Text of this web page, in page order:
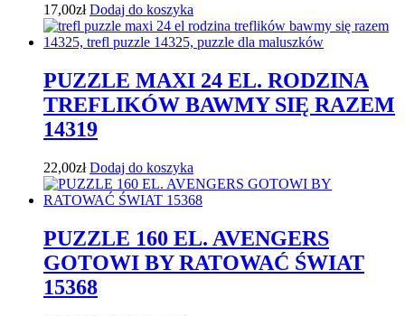
17,00zł Dodaj do koszyka
PUZZLE MAXI 24 EL. RODZINA
TREFLIKÓW BAWMY SIĘ RAZEM
14319
22,00zł Dodaj do koszyka
PUZZLE 160 EL. AVENGERS
GOTOWI BY RATOWAĆ ŚWIAT
15368